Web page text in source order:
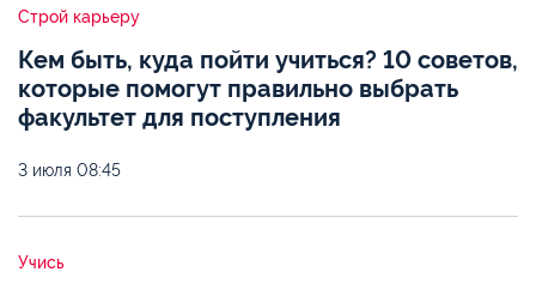
Строй карьеру
Кем быть, куда пойти учиться? 10 советов,
которые помогут правильно выбрать
факультет для поступления
3 июля 08:45
Учись